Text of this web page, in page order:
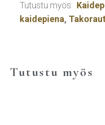
Tutustu myös:
kaidepiena,
Tutustu myös